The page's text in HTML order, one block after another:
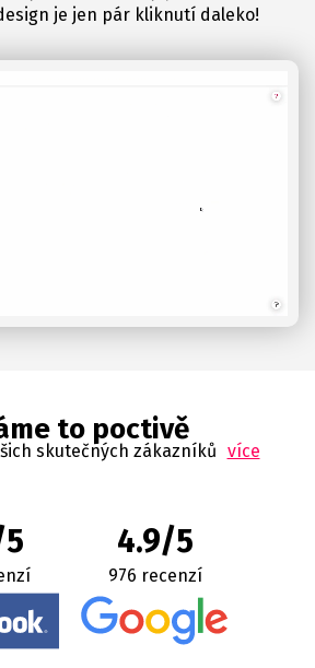
je jen pár kliknutí daleko!
to poctivě
skutečných zákazníků více
4.9/5
976 recenzí